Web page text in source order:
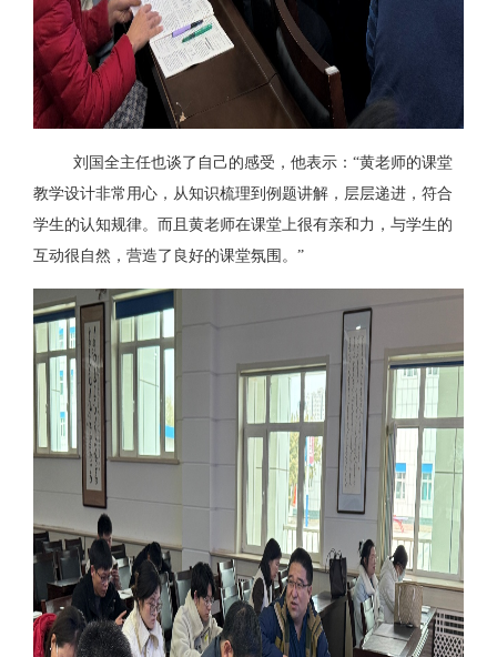
刘国全主任也谈了自己的感受，他表示： “黄老师的课堂
教学设计非常用心，从知识梳理到例题讲解，层层递进，符合
学生的认知规律。而且黄老师在课堂上很有亲和力，与学生的
互动很自然，营造了良好的课堂氛围。”